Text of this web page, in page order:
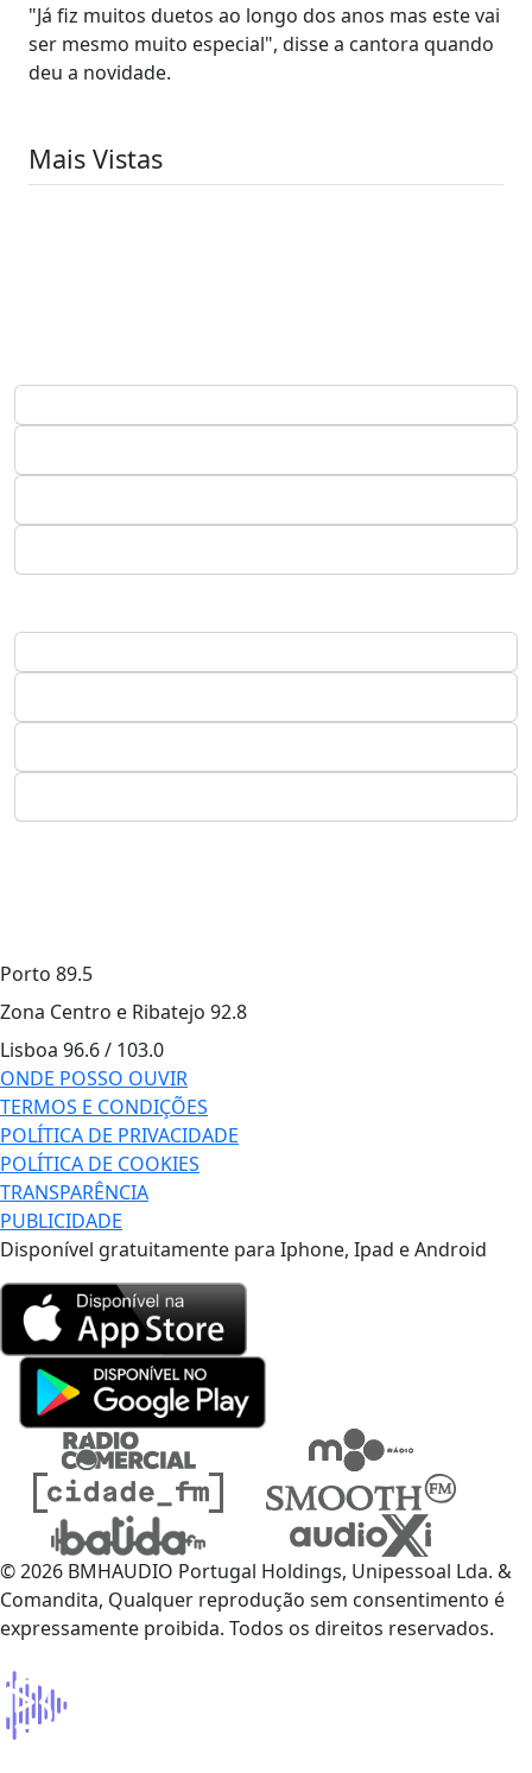
"Já fiz muitos duetos ao longo dos anos mas este vai
ser mesmo muito especial", disse a cantora quando
deu a novidade.
Mais Vistas
Porto 89.5
Zona Centro e Ribatejo 92.8
Lisboa 96.6 / 103.0
ONDE POSSO OUVIR
TERMOS E CONDIÇÕES
POLÍTICA DE PRIVACIDADE
POLÍTICA DE COOKIES
TRANSPARÊNCIA
PUBLICIDADE
Disponível gratuitamente para Iphone, Ipad e Android
© 2026 BMHAUDIO Portugal Holdings, Unipessoal Lda. &
Comandita, Qualquer reprodução sem consentimento é
expressamente proibida. Todos os direitos reservados.